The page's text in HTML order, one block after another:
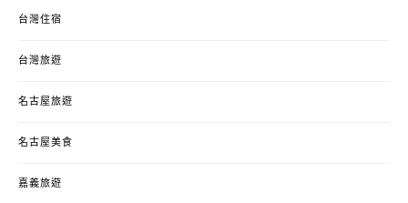
台灣住宿
台灣旅遊
名古屋旅遊
名古屋美食
嘉義旅遊